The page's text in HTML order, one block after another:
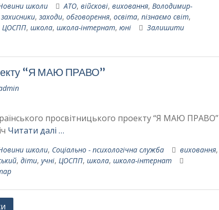
школи АТО, війскові, виховання, Володимир-
захисники, заходи, обговорення, освіта, пізнаємо світ,
ЦОСПП, школа, школа-інтернат, юні
Залишити
“Я МАЮ ПРАВО”
просвітницького проекту “Я МАЮ ПРАВО”
Читати далі …
школи, Соціально - психологічна служба виховання,
, діти, учні, ЦОСПП, школа, школа-інтернат